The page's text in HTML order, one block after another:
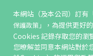
本網站（及本公司）訂有
保護政策」
，為提供更好
Cookies 記錄存取您的瀏
您暸解並同意本網站對於
網站地圖
聯絡我們